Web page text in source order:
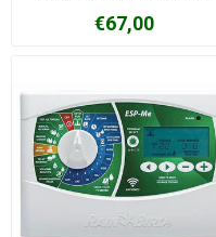
€67,00